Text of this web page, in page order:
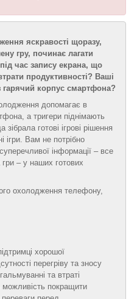
яскравості щоразу,
гру, починає лагати
час запису екрана, що
продуктивності? Ваші
гарячий корпус смартфона?
допомагає в
а тригери піднімають
готові ігрові рішення
ігри. Вам не потрібно
інформації – все
– у наших готових
охолодження телефону,
хорошої
перегріву та зносу
та втраті
можливість покращити